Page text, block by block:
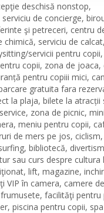
deschisă nonstop,
de concierge,
şi petreceri, centru
serviciu de
servicii pentru
copii, zona de joaca,
pentru copiii mici,
gratuita fara
la plaja, bilete la atracții
zona de picnic,
meniu pentru copii,
de mers pe jos,
bibliotecă,
sau curs despre cultura
lift, magazine,
VIP în camera, camere
facilităţi pentru
piscina pentru copii,